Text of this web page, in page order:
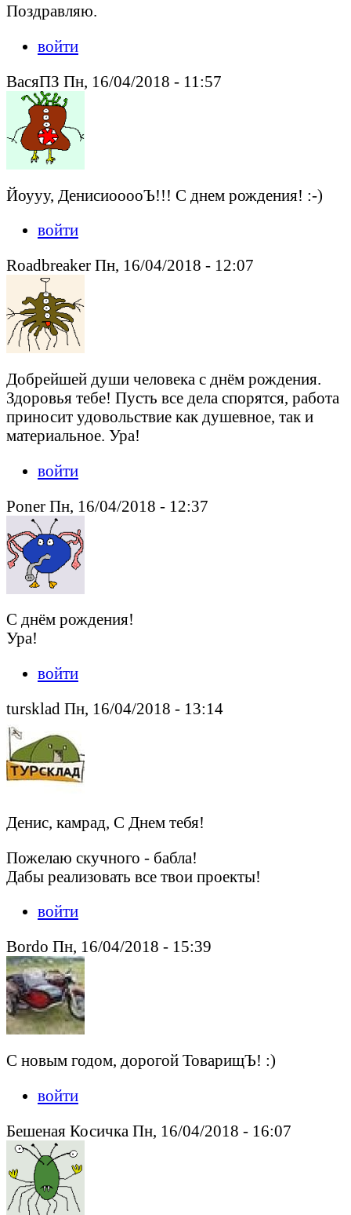
Поздравляю.
войти
ВасяПЗ Пн, 16/04/2018 - 11:57
Йоууу, ДенисиооооЪ!!! С днем рождения! :-)
войти
Roadbreaker Пн, 16/04/2018 - 12:07
Добрейшей души человека с днём рождения.
Здоровья тебе! Пусть все дела спорятся, работа
приносит удовольствие как душевное, так и
материальное. Ура!
войти
Poner Пн, 16/04/2018 - 12:37
С днём рождения!
Ура!
войти
tursklad Пн, 16/04/2018 - 13:14
Денис, камрад, С Днем тебя!
Пожелаю скучного - бабла!
Дабы реализовать все твои проекты!
войти
Bordo Пн, 16/04/2018 - 15:39
С новым годом, дорогой ТоварищЪ! :)
войти
Бешеная Косичка Пн, 16/04/2018 - 16:07